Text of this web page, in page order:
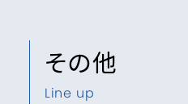
その他
Line up